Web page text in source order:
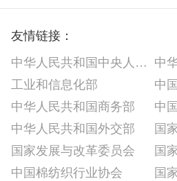
友情链接：
中华人民共和国中央人民政府
工业和信息化部
中华人民共和国商务部
中华人民共和国外交部
国家发展与改革委员会
中
中
国
国
中国棉纺织行业协会
国